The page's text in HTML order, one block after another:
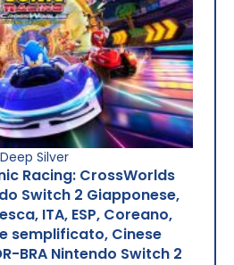
Deep Silver
Racing: CrossWorlds
Switch 2 Giapponese,
ITA, ESP, Coreano,
semplificato, Cinese
BRA Nintendo Switch 2